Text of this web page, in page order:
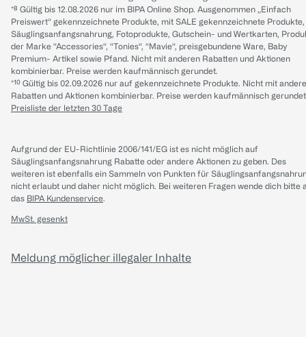
*⁸ Gültig bis 12.08.2026 nur im BIPA Online Shop. Ausgenommen „Einfach
Preiswert“ gekennzeichnete Produkte, mit SALE gekennzeichnete Produkte,
Säuglingsanfangsnahrung, Fotoprodukte, Gutschein- und Wertkarten,
der Marke “Accessories“, “Tonies“, “Mavie“, preisgebundene Ware, Baby
Premium- Artikel sowie Pfand. Nicht mit anderen Rabatten und Aktionen
kombinierbar. Preise werden kaufmännisch gerundet.
*¹⁰ Gültig bis 02.09.2026 nur auf gekennzeichnete Produkte. Nicht mit
Rabatten und Aktionen kombinierbar. Preise werden kaufmännisch
Preisliste der letzten 30 Tage
Aufgrund der EU-Richtlinie 2006/141/EG ist es nicht möglich auf
Säuglingsanfangsnahrung Rabatte oder andere Aktionen zu geben. Des
weiteren ist ebenfalls ein Sammeln von Punkten für
nicht erlaubt und daher nicht möglich. Bei weiteren Fragen wende dich bitte
das BIPA Kundenservice.
MwSt. gesenkt
Meldung möglicher illegaler Inhalte